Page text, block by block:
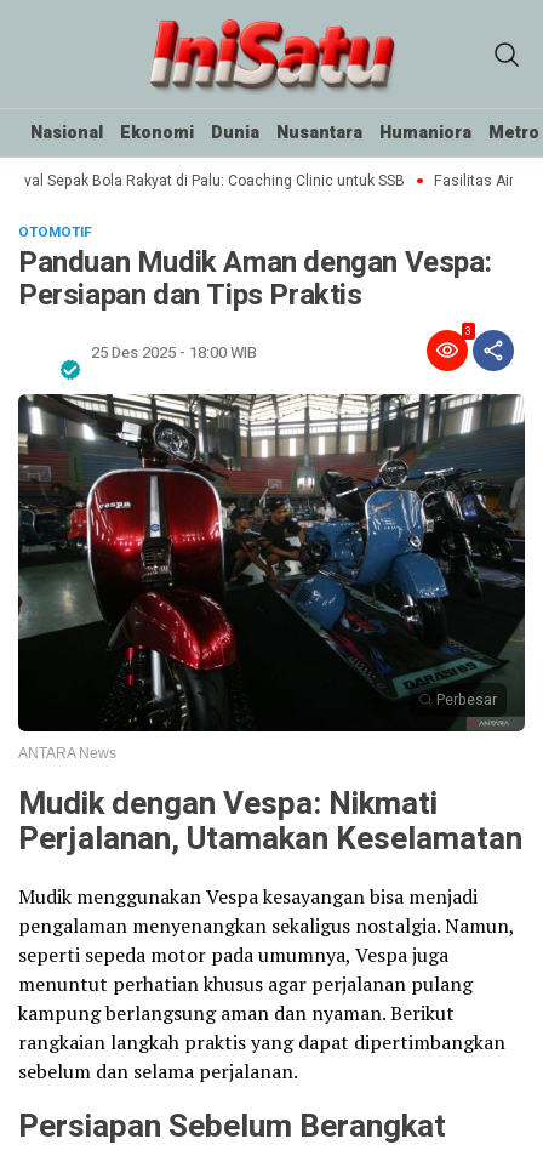
Nasional Ekonomi Dunia Nusantara Humaniora Metro
Sepak Bola Rakyat di Palu: Coaching Clinic untuk SSB Fasilitas Air
OTOMOTIF
Panduan Mudik Aman dengan Vespa:
Persiapan dan Tips Praktis
25 Des 2025 - 18:00 WIB
3
Perbesar
ANTARA News
Mudik dengan Vespa: Nikmati
Perjalanan, Utamakan Keselamatan
Mudik menggunakan Vespa kesayangan bisa menjadi
pengalaman menyenangkan sekaligus nostalgia. Namun,
seperti sepeda motor pada umumnya, Vespa juga
menuntut perhatian khusus agar perjalanan pulang
kampung berlangsung aman dan nyaman. Berikut
rangkaian langkah praktis yang dapat dipertimbangkan
sebelum dan selama perjalanan.
Persiapan Sebelum Berangkat